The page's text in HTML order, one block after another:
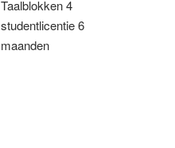
Taalblokken 4
studentlicentie 6
maanden